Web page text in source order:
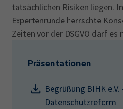
tatsächlichen Risiken liegen.
Expertenrunde herrschte
Zeiten vor der DSGVO darf es
Präsentationen
Begrüßung BIHK
Datenschutzreform